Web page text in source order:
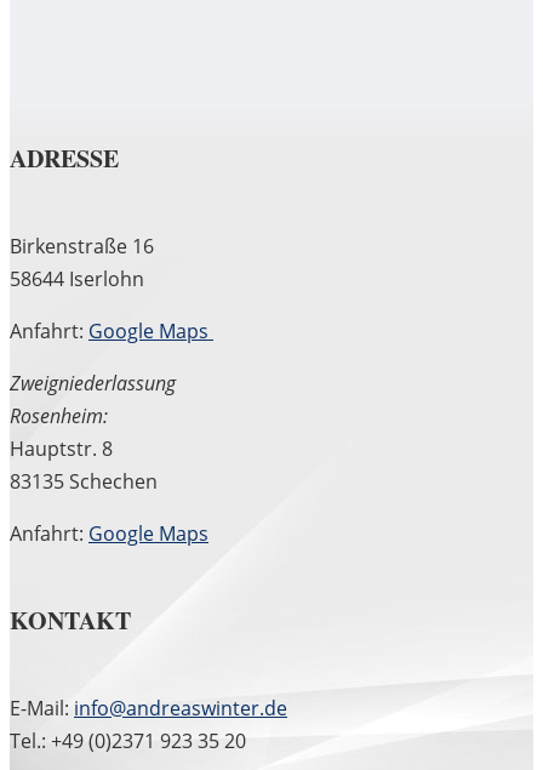
ADRESSE
Birkenstraße 16
58644 Iserlohn
Anfahrt: Google Maps
Zweigniederlassung
Rosenheim:
Hauptstr. 8
83135 Schechen
Anfahrt: Google Maps
KONTAKT
E-Mail: info@andreaswinter.de
Tel.: +49 (0)2371 923 35 20